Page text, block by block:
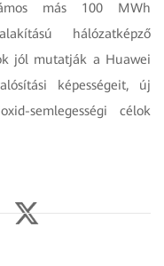
más 100 MWh
hálózatképző
jól mutatják a Huawei
képességeit, új
semlegességi célok